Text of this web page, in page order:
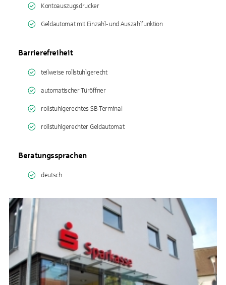
Kontoauszugsdrucker
Geldautomat mit Einzahl- und Auszahlfunktion
Barrierefreiheit
teilweise rollstuhlgerecht
automatischer Türöffner
rollstuhlgerechtes SB-Terminal
rollstuhlgerechter Geldautomat
Beratungssprachen
deutsch